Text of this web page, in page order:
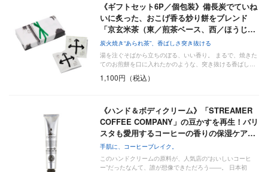
《ギフトセット6P／個包装》備長炭でていね
いに炙った、おこげ香る炒り餅をブレンド
「京玄米茶（東／煎茶ベース、西／ほうじ…
炭火焼き“あられ茶”、香ばしさ突き抜ける
湯を注ぐそばから立ちのぼる、いい香り。 まるで、焼きた
てのお煎餅を口に入れたかのような、突き抜ける香ばし…
1,100円（税込）
《ハンド＆ボディクリーム》「STREAMER
COFFEE COMPANY」の豆かすを再生！バリ
スタも愛用するコーヒーの香りの保湿ケア…
手肌に、コーヒーブレイク。
このハンドクリームの原料が、人気店の“おいしいコーヒ
ー”だったなんて、誰が想像できただろう——。 日本初